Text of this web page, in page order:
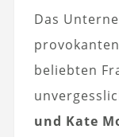
Das
beliebten
und Kate